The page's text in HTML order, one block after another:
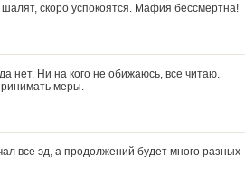
скоро успокоятся. Мафия бессмертна!
нет. Ни на кого не обижаюсь, все читаю.
меры.
все эд, а продолжений будет много разных